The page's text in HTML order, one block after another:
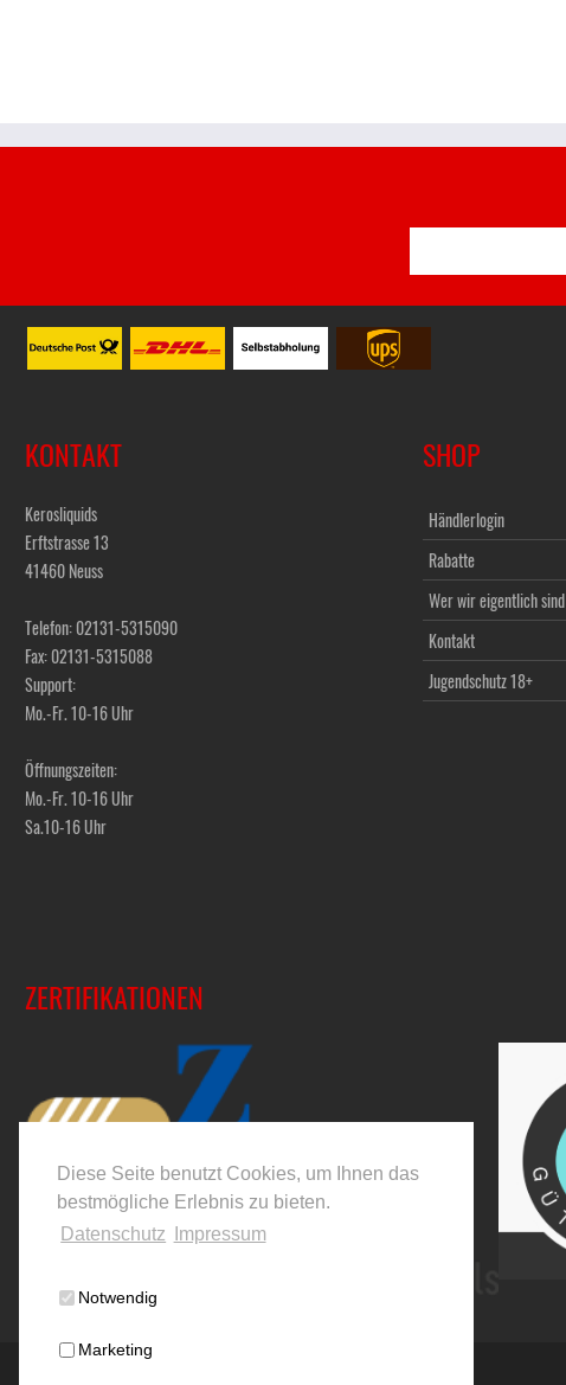
Diese Seite benutzt Cookies, um Ihnen das
bestmögliche Erlebnis zu bieten.
Datenschutz
Impressum
Notwendig
Marketing
KONTAKT
Kerosliquids
Erftstrasse 13
41460 Neuss
Telefon: 02131-5315090
Fax: 02131-5315088
Support:
Mo.-Fr. 10-16 Uhr
Öffnungszeiten:
Mo.-Fr. 10-16 Uhr
Sa.10-16 Uhr
SHOP
Händlerlogin
Rabatte
Wer wir eigentlich sind
Kontakt
Jugendschutz 18+
ZERTIFIKATIONEN